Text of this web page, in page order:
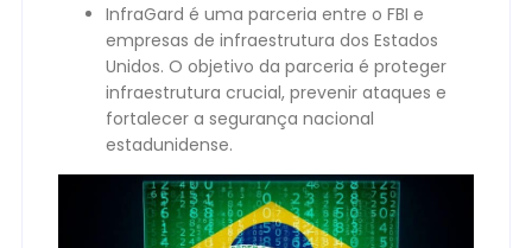
InfraGard é uma parceria entre o FBI e
empresas de infraestrutura dos Estados
Unidos. O objetivo da parceria é proteger
infraestrutura crucial, prevenir ataques e
fortalecer a segurança nacional
estadunidense.